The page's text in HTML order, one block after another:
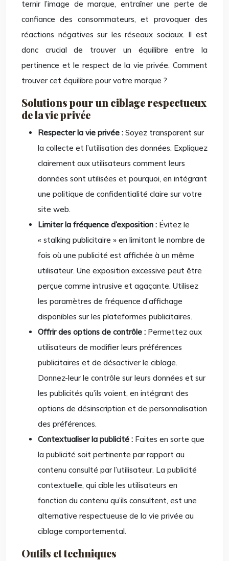
ternir l’image de marque, entraîner une perte de
confiance des consommateurs, et provoquer des
réactions négatives sur les réseaux sociaux. Il est
donc crucial de trouver un équilibre entre la
pertinence et le respect de la vie privée. Comment
trouver cet équilibre pour votre marque ?
Solutions pour un ciblage respectueux
de la vie privée
Respecter la vie privée : Soyez transparent sur
la collecte et l’utilisation des données. Expliquez
clairement aux utilisateurs comment leurs
données sont utilisées et pourquoi, en intégrant
une politique de confidentialité claire sur votre
site web.
Limiter la fréquence d’exposition : Évitez le
« stalking publicitaire » en limitant le nombre de
fois où une publicité est affichée à un même
utilisateur. Une exposition excessive peut être
perçue comme intrusive et agaçante. Utilisez
les paramètres de fréquence d’affichage
disponibles sur les plateformes publicitaires.
Offrir des options de contrôle : Permettez aux
utilisateurs de modifier leurs préférences
publicitaires et de désactiver le ciblage.
Donnez-leur le contrôle sur leurs données et sur
les publicités qu’ils voient, en intégrant des
options de désinscription et de personnalisation
des préférences.
Contextualiser la publicité : Faites en sorte que
la publicité soit pertinente par rapport au
contenu consulté par l’utilisateur. La publicité
contextuelle, qui cible les utilisateurs en
fonction du contenu qu’ils consultent, est une
alternative respectueuse de la vie privée au
ciblage comportemental.
Outils et techniques